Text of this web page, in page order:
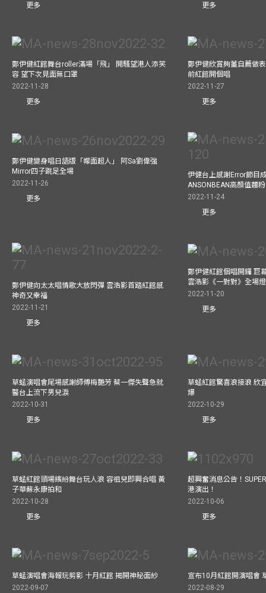
更多
更多
鄭伊健紅館舞台roller滿場「飛」 開騷望港人添笑
容 望下次見面無口罩
2022-11-28
更多
鄭伊健欣賞夠薑自薦做
前紅館開個唱
2022-11-27
更多
鄭伊健變身唱日語版「幪面超人」 阿Sa劉偉強
Mirror四子跳足全場
2022-11-26
更多
伊健台上感謝Error節目
ANSONBEAN高顏值麵
2022-11-24
更多
鄭伊健向太太唱情歌大放閃彈 雲浩影首踏紅館感
神奇又幸福
2022-11-21
更多
鄭伊健紅館個唱開鑼 巨
雲浩影《一對對》全場
2022-11-20
更多
草蜢演唱會尾場感謝師傅梅艷芳 蔡一傑失聲急就
醫台上流下男兒淚
2022-10-31
更多
草蜢紅館驚喜浪接浪 欣
爆
2022-10-29
更多
草蜢紅館頭場繽紛舞台玩人浪 容祖兒即興合唱 黃
子華蘇永康拍和
2022-10-28
更多
超興奮消息公告！
港演出！
2022-10-06
更多
草蜢演唱會海報玩剪影 十月紅館 揭開神秘面紗
2022-09-07
宣布10月紅館開演唱會
2022-08-29